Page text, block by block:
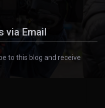
via Email
to this blog and receive